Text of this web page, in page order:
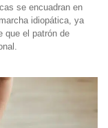
se encuadran en
idiopática, ya
que el patrón de